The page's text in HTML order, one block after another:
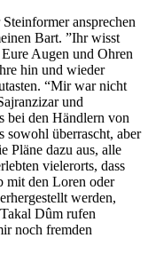
ansprechen
Bart. ”Ihr wisst
Augen und Ohren
hin und wieder
“Mir war nicht
und
bei den Händlern von
sowohl überrascht, aber
Pläne dazu aus, alle
vielerorts, dass
mit den Loren oder
werden,
Dûm rufen
noch fremden